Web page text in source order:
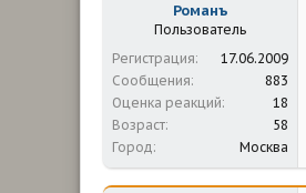
Романъ
Пользователь
Регистрация
17.06.2009
Сообщения
883
Оценка реакций
18
Возраст
58
Город
Москва